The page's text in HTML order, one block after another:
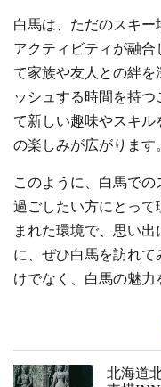
白馬は、ただのスキ
アクティビティが融
て家族や友人との絆を
ッシュする時間を持
て新しい趣味やスキ
の楽しみが広がります
このように、白馬で
過ごしたい方にとって
まれた環境で、思い
に、ぜひ白馬を訪れ
けでなく、白馬の魅力
北海道